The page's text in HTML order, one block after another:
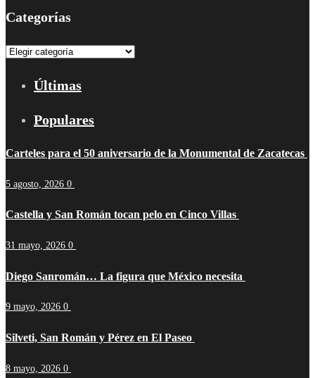
Categorías
Categorías
Últimas
Populares
Carteles para el 50 aniversario de la Monumental de Zacatecas
5 agosto, 2026 0
Castella y San Román tocan pelo en Cinco Villas
31 mayo, 2026 0
Diego Sanromán… La figura que México necesita
9 mayo, 2026 0
Silveti, San Román y Pérez en El Paseo
8 mayo, 2026 0